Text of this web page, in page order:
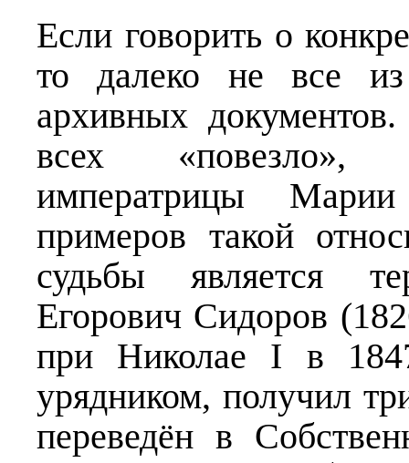
Если говорить о
то далеко не все
архивных
всех «повезло»,
императрицы
примеров такой
судьбы является
Егорович Сидоров
при Николае I в
урядником, получил
переведён в